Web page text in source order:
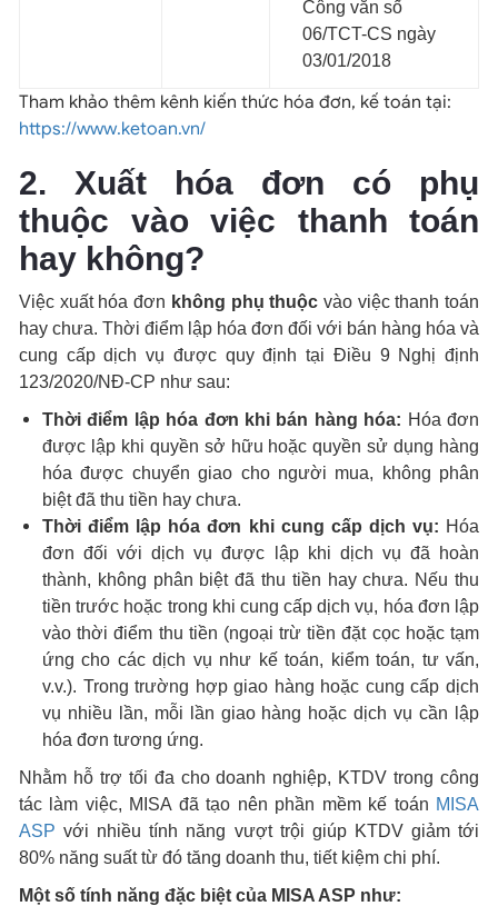
Công văn số
06/TCT-CS ngày
03/01/2018
Tham khảo thêm kênh kiến thức hóa đơn, kế toán tại:
https://www.ketoan.vn/
2. Xuất hóa đơn có phụ
thuộc vào việc thanh toán
hay không?
Việc xuất hóa đơn không phụ thuộc vào việc thanh toán
hay chưa. Thời điểm lập hóa đơn đối với bán hàng hóa và
cung cấp dịch vụ được quy định tại Điều 9 Nghị định
123/2020/NĐ-CP như sau:
Thời điểm lập hóa đơn khi bán hàng hóa: Hóa đơn
được lập khi quyền sở hữu hoặc quyền sử dụng hàng
hóa được chuyển giao cho người mua, không phân
biệt đã thu tiền hay chưa.
Thời điểm lập hóa đơn khi cung cấp dịch vụ: Hóa
đơn đối với dịch vụ được lập khi dịch vụ đã hoàn
thành, không phân biệt đã thu tiền hay chưa. Nếu thu
tiền trước hoặc trong khi cung cấp dịch vụ, hóa đơn lập
vào thời điểm thu tiền (ngoại trừ tiền đặt cọc hoặc tạm
ứng cho các dịch vụ như kế toán, kiểm toán, tư vấn,
v.v.). Trong trường hợp giao hàng hoặc cung cấp dịch
vụ nhiều lần, mỗi lần giao hàng hoặc dịch vụ cần lập
hóa đơn tương ứng.
Nhằm hỗ trợ tối đa cho doanh nghiệp, KTDV trong công
tác làm việc, MISA đã tạo nên phần mềm kế toán MISA
ASP với nhiều tính năng vượt trội giúp KTDV giảm tới
80% năng suất từ đó tăng doanh thu, tiết kiệm chi phí.
Một số tính năng đặc biệt của MISA ASP như: